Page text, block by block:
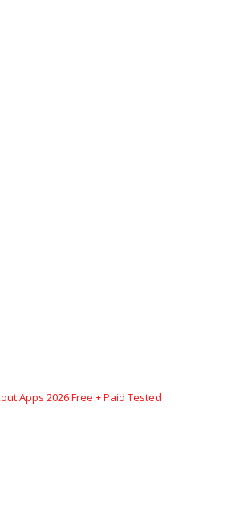
Apps 2026 Free + Paid Tested